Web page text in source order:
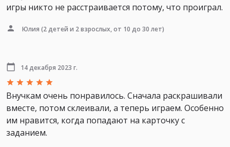
игры никто не расстраивается потому, что проиграл.
Юлия (2 детей и 2 взрослых, от 10 до 30 лет)
14 декабря 2023 г.
Внучкам очень понравилось. Сначала раскрашивали
вместе, потом склеивали, а теперь играем. Особенно
им нравится, когда попадают на карточку с
заданием.